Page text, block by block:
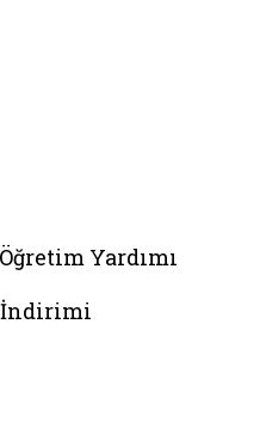
Yardımı
İndirimi